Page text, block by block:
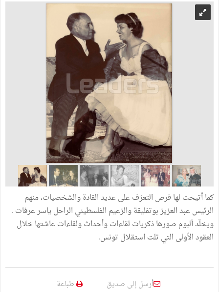
كما أتيحت لها فرص التعرّف على عديد القادة والشخصيات، منهم
الرئيس عبد العزيز بوتفليقة والزعيم الفلسطيني الراحل ياسر عرفات .
ويخلّد ألبوم صورها ذكريات لقاءات وأحداث ولقاءات عاشتها خلال
العقود الأولى التي تلت استقلال تونس.
أرسل إلى صديق طباعة